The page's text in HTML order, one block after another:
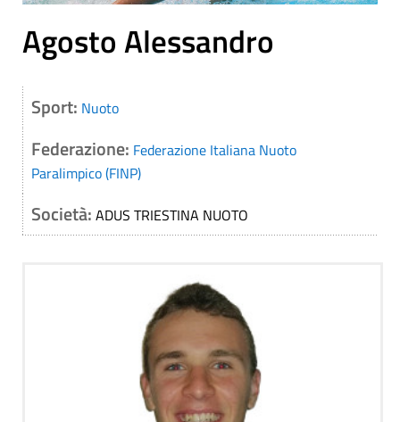
Agosto Alessandro
Sport: Nuoto
Federazione: Federazione Italiana Nuoto
Paralimpico (FINP)
Società: ADUS TRIESTINA NUOTO